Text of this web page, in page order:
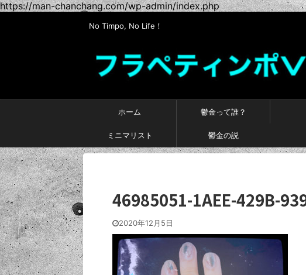
https://man-chanchang.com/wp-admin/index.php
No Timpo, No Life！
ホーム 鬱金って誰？
ミニマリスト 鬱金の説
46985051-1AEE-429B-
2020年12月5日